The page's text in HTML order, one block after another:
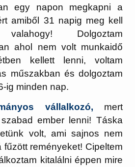
egy napon megkapni a
amiből 31 napig meg kell
Dolgoztam
ahol nem volt munkaidő
kellett lenni, voltam
műszakban és dolgoztam
minden nap.
vállalkozó, mert
ember lenni! Táska
volt, ami sajnos nem
reményeket! Cipeltem
kitalálni éppen mire